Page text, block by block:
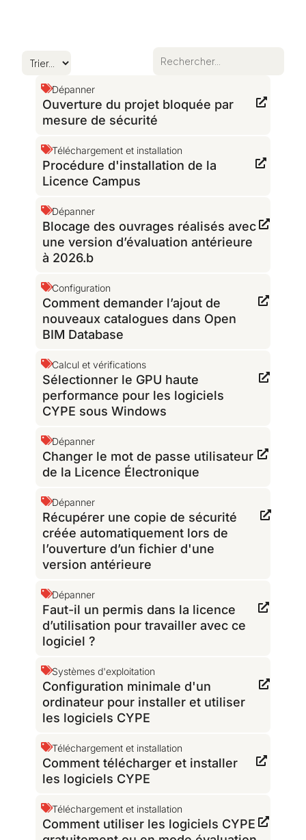
Dépanner
Ouverture du projet bloquée par
mesure de sécurité
Téléchargement et installation
Procédure d'installation de la
Licence Campus
Dépanner
Blocage des ouvrages réalisés avec
une version d’évaluation antérieure
à 2026.b
Configuration
Comment demander l’ajout de
nouveaux catalogues dans Open
BIM Database
Calcul et vérifications
Sélectionner le GPU haute
performance pour les logiciels
CYPE sous Windows
Dépanner
Changer le mot de passe utilisateur
de la Licence Électronique
Dépanner
Récupérer une copie de sécurité
créée automatiquement lors de
l’ouverture d’un fichier d'une
version antérieure
Dépanner
Faut-il un permis dans la licence
d’utilisation pour travailler avec ce
logiciel ?
Systèmes d'exploitation
Configuration minimale d'un
ordinateur pour installer et utiliser
les logiciels CYPE
Téléchargement et installation
Comment télécharger et installer
les logiciels CYPE
Téléchargement et installation
Comment utiliser les logiciels CYPE